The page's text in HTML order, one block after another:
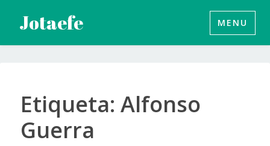
contenido
Jotaefe MENU
Etiqueta:Alfonso
Guerra